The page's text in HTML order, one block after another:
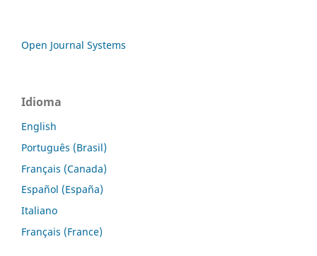
Open Journal Systems
Idioma
English
Português (Brasil)
Français (Canada)
Español (España)
Italiano
Français (France)